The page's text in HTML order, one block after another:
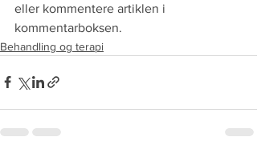
eller kommentere artiklen i
kommentarboksen.
Behandling og terapi